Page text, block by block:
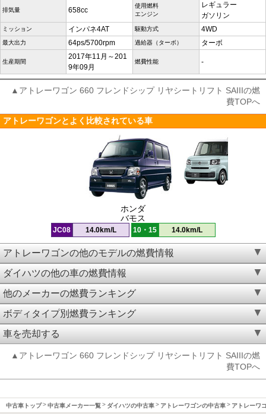
排気量 658cc
使用燃料
エンジン
レギュラー
ガソリン
ミッション インパネ4AT 駆動方式 4WD
最大出力 64ps/5700rpm 過給器（ターボ） ターボ
生産期間
2017年11月～201
9年09月
燃費性能 -
▲アトレーワゴン 660 フレンドシップ リヤシートリフト SAIIIの燃
費TOPへ
アトレーワゴンとよく比較されている車
ホンダ
バモス
JC08 14.0km/L 10・15 14.0km/L
アトレーワゴンの他のモデルの燃費情報
ダイハツの他の車の燃費情報
他のメーカーの燃費ランキング
ボディタイプ別燃費ランキング
車を売却する
▲アトレーワゴン 660 フレンドシップ リヤシートリフト SAIIIの燃
費TOPへ
中古車トップ 中古車メーカー一覧 ダイハツの中古車 アトレーワゴンの中古車 アトレーワ